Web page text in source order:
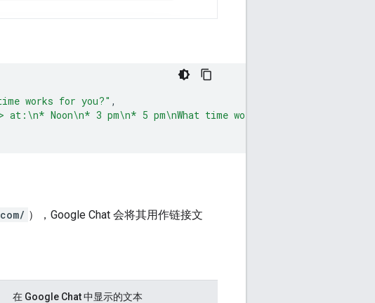
works for you?" ,
Noon\n* 3 pm\n* 5 pm\nWhat time works for *you*?"
），Google Chat 会将其用作链接文
在 Google Chat 中显示的文本